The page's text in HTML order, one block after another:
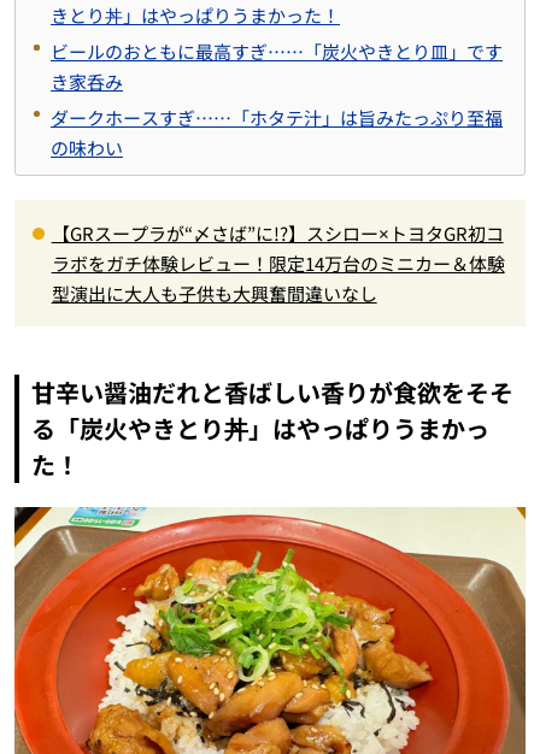
きとり丼」はやっぱりうまかった！
ビールのおともに最高すぎ……「炭火やきとり皿」です
き家呑み
ダークホースすぎ……「ホタテ汁」は旨みたっぷり至福
の味わい
【GRスープラが“〆さば”に!?】スシロー×トヨタGR初コ
ラボをガチ体験レビュー！限定14万台のミニカー＆体験
型演出に大人も子供も大興奮間違いなし
甘辛い醤油だれと香ばしい香りが食欲をそそ
る「炭火やきとり丼」はやっぱりうまかっ
た！